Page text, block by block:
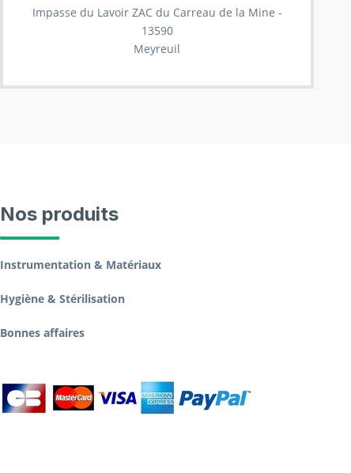
Impasse du Lavoir ZAC du Carreau de la Mine -
13590
Meyreuil
Nos produits
Instrumentation & Matériaux
Hygiène & Stérilisation
Bonnes affaires